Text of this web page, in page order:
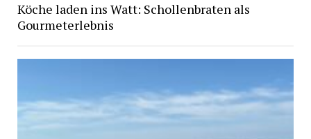
Köche laden ins Watt: Schollenbraten als
Gourmeterlebnis